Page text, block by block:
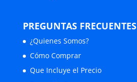
PREGUNTAS FRECUENTES
¿Quienes Somos?
Cómo Comprar
Que Incluye el Precio